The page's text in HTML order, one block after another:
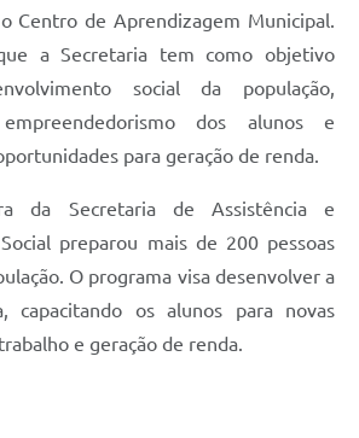
Centro de Aprendizagem Municipal.
a Secretaria tem como objetivo
social da população,
dos alunos e
para geração de renda.
da Secretaria de Assistência e
preparou mais de 200 pessoas
O programa visa desenvolver a
capacitando os alunos para novas
e geração de renda.